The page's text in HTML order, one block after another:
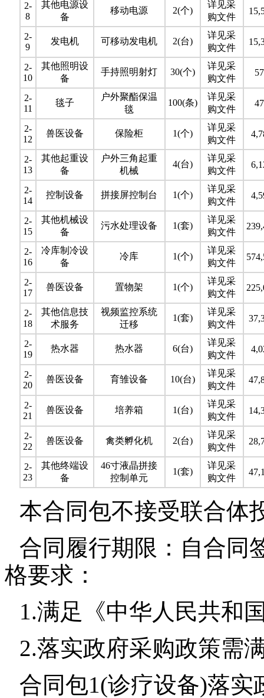
2-
8
其他电源设
备
移动电源 2(个)
详见采
购文件
2-
9
发电机 可移动发电机 2(台)
详见采
购文件
2-
10
其他照明设
备
手持照明射灯 30(个)
详见采
购文件
2-
11
毯子
户外聚酯保温
毯
100(条)
详见采
购文件
2-
12
兽医设备 保险柜 1(个)
详见采
购文件
2-
13
其他起重设
备
户外三角起重
机械
4(台)
详见采
购文件
2-
14
控制设备 拼接屏控制台 1(个)
详见采
购文件
2-
15
其他机械设
备
污水处理设备 1(套)
详见采
购文件
2-
16
冷库制冷设
备
冷库 1(个)
详见采
购文件
2-
17
兽医设备 置物架 1(个)
详见采
购文件
2-
18
其他信息技
术服务
视频监控系统
迁移
1(套)
详见采
购文件
2-
19
热水器 热水器 6(台)
详见采
购文件
2-
20
兽医设备 育雏设备 10(台)
详见采
购文件
2-
21
兽医设备 培养箱 1(台)
详见采
购文件
2-
22
兽医设备 禽类孵化机 2(台)
详见采
购文件
2-
23
其他终端设
备
46寸液晶拼接
控制单元
1(套)
详见采
购文件
本合同包不接受联合体
合同履行期限：自合同
格要求：
1.满足《中华人民共和
2.落实政府采购政策需
合同包1(诊疗设备)落